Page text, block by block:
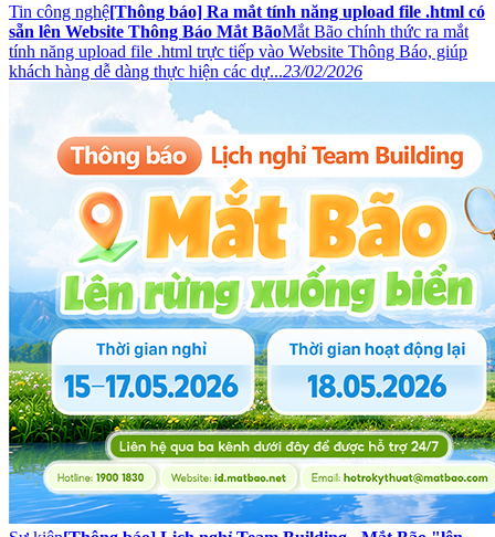
Tin công nghệ[Thông báo] Ra mắt tính năng upload file .html có
sẵn lên Website Thông Báo Mắt BãoMắt Bão chính thức ra mắt
tính năng upload file .html trực tiếp vào Website Thông Báo, giúp
khách hàng dễ dàng thực hiện các dự...23/02/2026